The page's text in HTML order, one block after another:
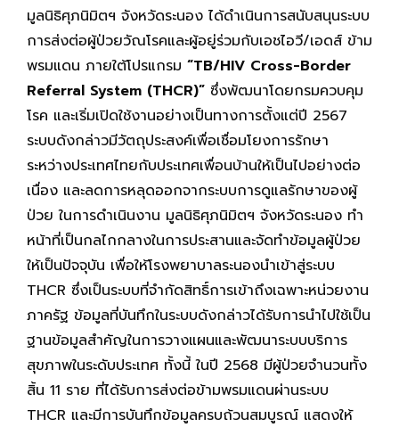
มูลนิธิศุภนิมิตฯ จังหวัดระนอง ได้ดำเนินการสนับสนุนระบบ
การส่งต่อผู้ป่วยวัณโรคและผู้อยู่ร่วมกับเอชไอวี/เอดส์ ข้าม
พรมแดน ภายใต้โปรแกรม “TB/HIV Cross-Border
Referral System (THCR)” ซึ่งพัฒนาโดยกรมควบคุม
โรค และเริ่มเปิดใช้งานอย่างเป็นทางการตั้งแต่ปี 2567
ระบบดังกล่าวมีวัตถุประสงค์เพื่อเชื่อมโยงการรักษา
ระหว่างประเทศไทยกับประเทศเพื่อนบ้านให้เป็นไปอย่างต่อ
เนื่อง และลดการหลุดออกจากระบบการดูแลรักษาของผู้
ป่วย ในการดำเนินงาน มูลนิธิศุภนิมิตฯ จังหวัดระนอง ทำ
หน้าที่เป็นกลไกกลางในการประสานและจัดทำข้อมูลผู้ป่วย
ให้เป็นปัจจุบัน เพื่อให้โรงพยาบาลระนองนำเข้าสู่ระบบ
THCR ซึ่งเป็นระบบที่จำกัดสิทธิ์การเข้าถึงเฉพาะหน่วยงาน
ภาครัฐ ข้อมูลที่บันทึกในระบบดังกล่าวได้รับการนำไปใช้เป็น
ฐานข้อมูลสำคัญในการวางแผนและพัฒนาระบบบริการ
สุขภาพในระดับประเทศ ทั้งนี้ ในปี 2568 มีผู้ป่วยจำนวนทั้ง
สิ้น 11 ราย ที่ได้รับการส่งต่อข้ามพรมแดนผ่านระบบ
THCR และมีการบันทึกข้อมูลครบถ้วนสมบูรณ์ แสดงให้